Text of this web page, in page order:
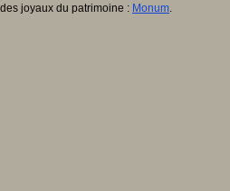
joyaux du patrimoine : Monum.